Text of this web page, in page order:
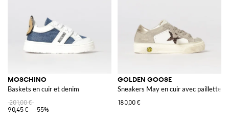
MOSCHINO
Baskets en cuir et denim
201,00 €
90,45 €
-55%
GOLDEN GOOSE
Sneakers May en cuir avec paillettes
180,00 €